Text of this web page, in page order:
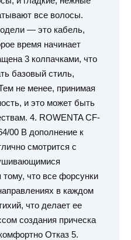
все волосы.
— это кабель,
время начинает
3 колпачками, что
базовый стиль,
не менее, принимая
и это может быть
4. ROWENTA CF-
00 В дополнение к
смотрится с
тому, что все форсунки
в каждом
что делает ее
создания прическа
Отказ 5.